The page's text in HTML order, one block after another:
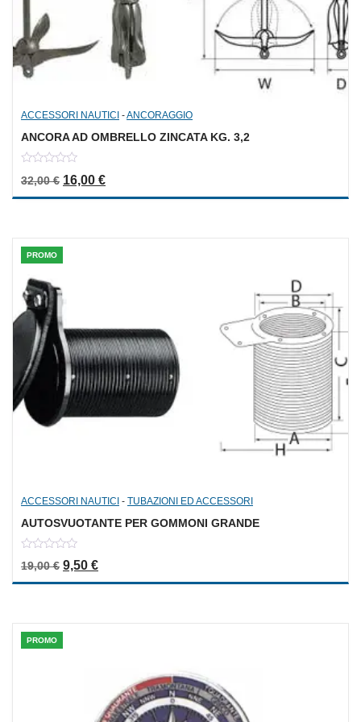
ACCESSORI NAUTICI -ANCORAGGIO
ANCORA AD OMBRELLO ZINCATA KG. 3,2
out
32,00€ Il prezzo originale era: 32,00 €.
16,00 €Il prezzo attuale è: 16,00 €.
PROMO
ACCESSORI NAUTICI - TUBAZIONI ED ACCESSORI
AUTOSVUOTANTE PER GOMMONI GRANDE
out
of
19,00€ Il prezzo originale era: 19,00 €.
9,50 €Il prezzo attuale è: 9,50 €.
PROMO